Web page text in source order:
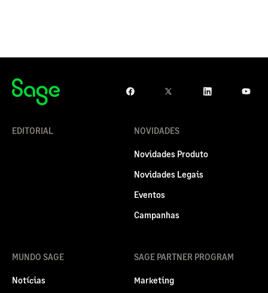
EDITORIAL NOVIDADES
Novidades Produto
Novidades Legais
Eventos
Campanhas
MUNDO SAGE
Notícias
SAGE PARTNER PROGRAM
Marketing